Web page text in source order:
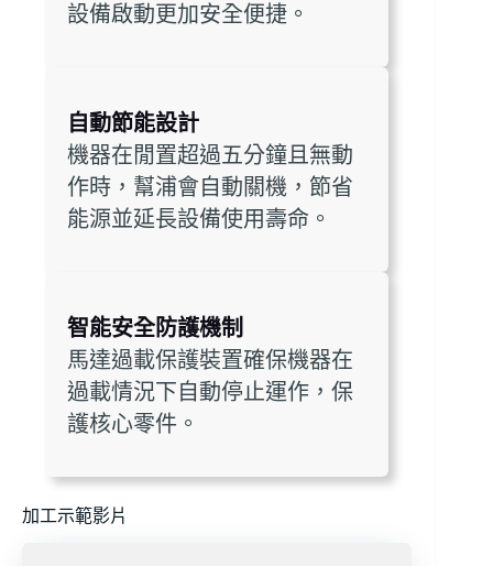
設備啟動更加安全便捷。
自動節能設計
機器在閒置超過五分鐘且無動
作時，幫浦會自動關機，節省
能源並延長設備使用壽命。
智能安全防護機制
馬達過載保護裝置確保機器在
過載情況下自動停止運作，保
護核心零件。
加工示範影片